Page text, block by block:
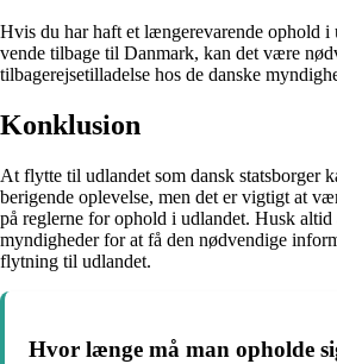
Hvis du har haft et længerevarende ophold i
vende tilbage til Danmark, kan det være
tilbagerejsetilladelse hos de danske
Konklusion
At flytte til udlandet som dansk statsborger
berigende oplevelse, men det er vigtigt at
på reglerne for ophold i udlandet. Husk altid
myndigheder for at få den nødvendige
flytning til udlandet.
Hvor længe må man opholde